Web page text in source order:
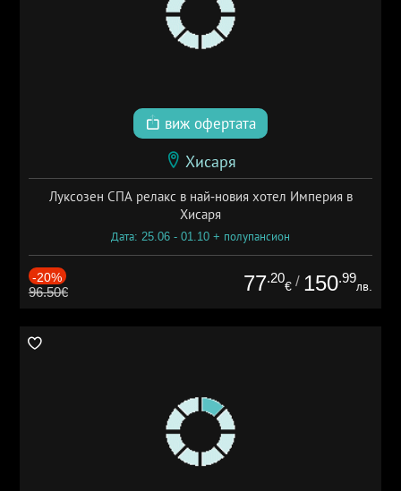
виж офертата
Хисаря
Луксозен СПА релакс в най-новия хотел Империя в
Хисаря
Дата: 25.06 - 01.10 + полупансион
-20%
96.50€ 77.20
€ / 150.99
лв.